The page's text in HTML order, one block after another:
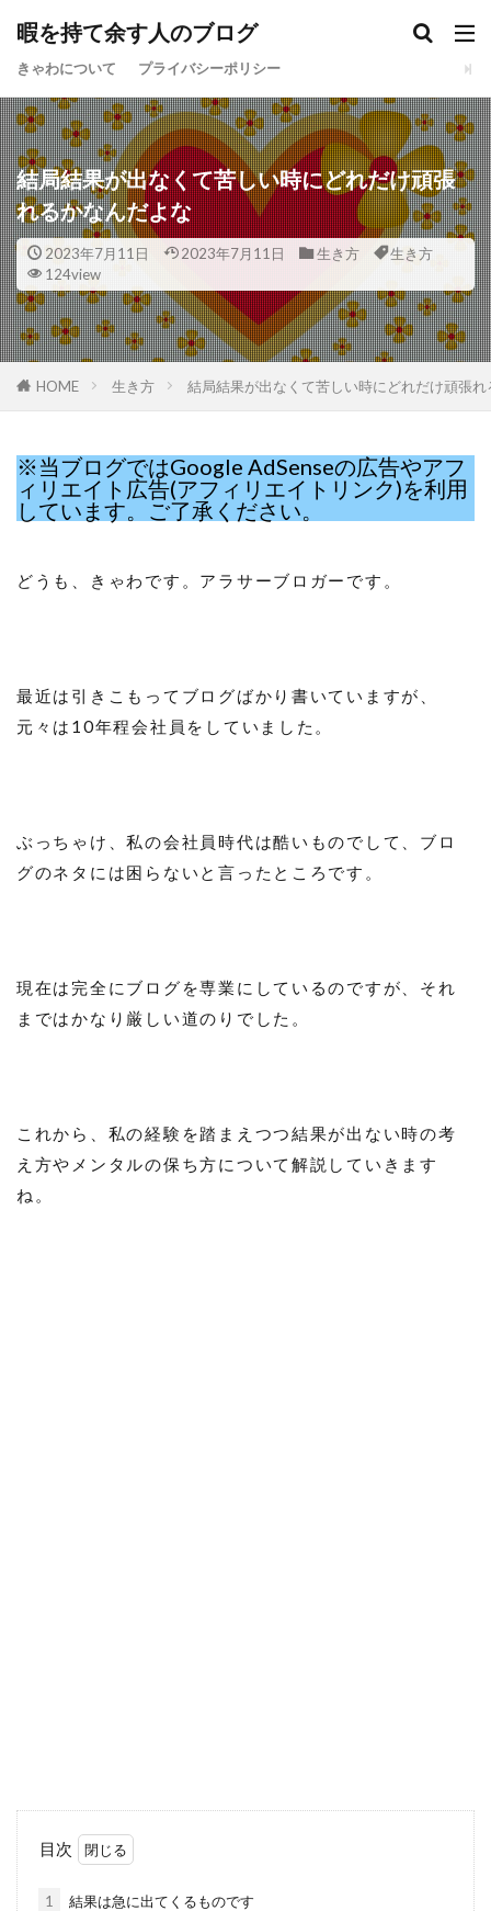
暇を持て余す人のブログ
きゃわについて プライバシーポリシー
結局結果が出なくて苦しい時にどれだけ頑張
れるかなんだよな
2023年7月11日 2023年7月11日 生き方
生き方
124view
HOME 生き方 結局結果が出なくて苦しい時にどれだけ頑張
※当ブログではGoogle AdSenseの広告やアフ
ィリエイト広告(アフィリエイトリンク)を利用
しています。ご了承ください。
どうも、きゃわです。アラサーブロガーです。
最近は引きこもってブログばかり書いていますが、
元々は10年程会社員をしていました。
ぶっちゃけ、私の会社員時代は酷いものでして、ブロ
グのネタには困らないと言ったところです。
現在は完全にブログを専業にしているのですが、それ
まではかなり厳しい道のりでした。
これから、私の経験を踏まえつつ結果が出ない時の考
え方やメンタルの保ち方について解説していきます
ね。
目次
1 結果は急に出てくるものです